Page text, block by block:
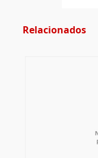
Relacionados